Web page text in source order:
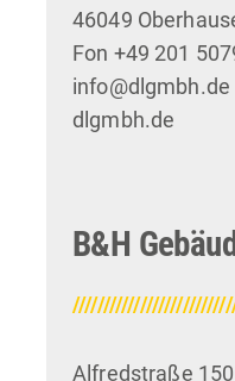
46049
Fon +49 201
info@dlgmbh.de
dlgmbh.de
B&H
Alfredstraße 150